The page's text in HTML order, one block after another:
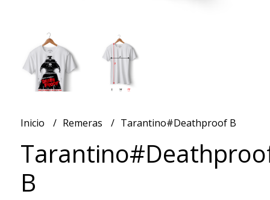
Inicio Remeras Tarantino#Deathproof B
B